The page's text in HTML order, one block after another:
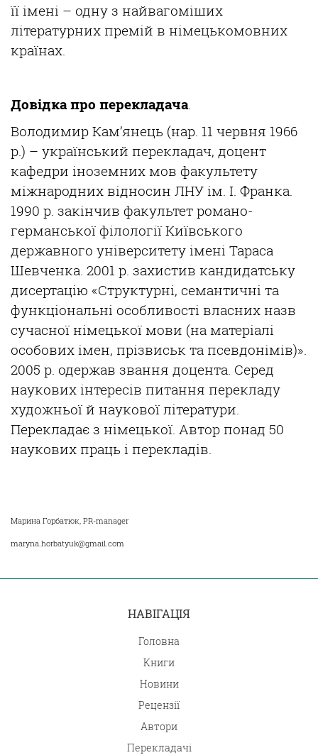
її імені – одну з найвагоміших
літературних премій в німецькомовних
країнах
Довідка про перекладача
Володимир Кам’янець (нар. 11 червня 1966
р.) – український перекладач, доцент
кафедри іноземних мов факультету
міжнародних відносин ЛНУ ім . І. Франка.
1990 р. закінчив факультет романо-
германської філології Київського
державного університету імені Тараса
Шевченка . 2001 р. захистив кандидатську
дисертацію «Структурні, семантичні та
функціональні особливості власних назв
сучасної німецької мови (на матеріалі
особових імен, прізвиськ та псевдонімів)».
2005 р. одержав звання доцента. Серед
наукових інтересів питання перекладу
художньої й наукової літератури
Перекладає з німецької . Автор понад 50
наукових праць і перекладів
Марина Горбатюк, PR-manager
maryna.horbatyuk@gmail.com
НАВІГАЦІЯ
Головна
Книги
Новини
Рецензії
Автори
Перекладачі